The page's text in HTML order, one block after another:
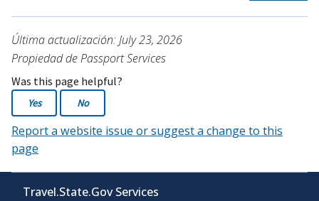
Última actualización: July 23, 2026
Propiedad de Passport Services
Was this page helpful?
Yes No
Report a website issue or suggest a change to this
page
Travel.State.Gov Services